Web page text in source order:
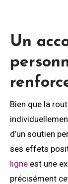
Un
Bien que la
d’un soutien
ses effets
ligneest une
précisément